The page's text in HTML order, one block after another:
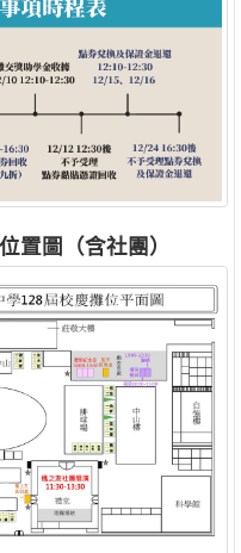
置圖（含社團）